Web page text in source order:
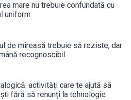
mare nu trebuie confundată cu
uniform
de mireasă trebuie să reziste, dar
recognoscibil
activități care te ajută să
fără să renunți la tehnologie